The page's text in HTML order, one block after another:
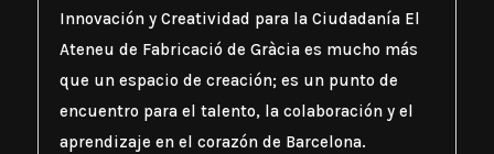
Innovación y Creatividad para la Ciudadanía El
Ateneu de Fabricació de Gràcia es mucho más
que un espacio de creación; es un punto de
encuentro para el talento, la colaboración y el
aprendizaje en el corazón de Barcelona.